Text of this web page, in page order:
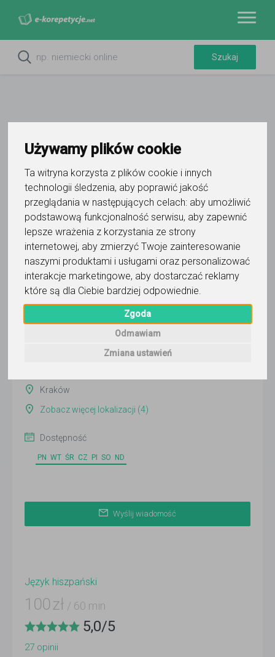
Używamy plików cookie
Ta witryna korzysta z plików cookie i innych
technologii śledzenia, aby poprawić jakość
przeglądania w następujących celach: aby umożliwić
podstawową funkcjonalność serwisu, aby zapewnić
lepsze wrażenia z korzystania ze strony
internetowej, aby zmierzyć Twoje zainteresowanie
naszymi produktami i usługami oraz personalizować
interakcje marketingowe, aby dostarczać reklamy
które są dla Ciebie bardziej odpowiednie
Zgoda
Odmawiam
Zmiana ustawień
Do ulubionych
Jose
Wyślij wiadomość
Ostatnia aktywność:
Kraków
Zobacz więcej lokalizacji (4)
Dostępność
PN WT ŚR CZ PI SO ND
Wyślij wiadomość
Język hiszpański
100 zł / 60 min
5,0/5
27 opinii